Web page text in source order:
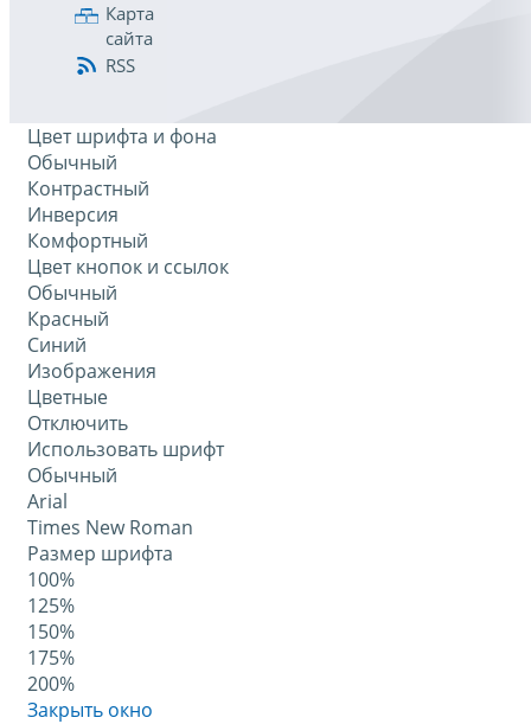
Карта
сайта
RSS
Цвет шрифта и фона
Обычный
Контрастный
Инверсия
Комфортный
Цвет кнопок и ссылок
Обычный
Красный
Синий
Изображения
Цветные
Отключить
Использовать шрифт
Обычный
Arial
Times New Roman
Размер шрифта
100%
125%
150%
175%
200%
Закрыть окно